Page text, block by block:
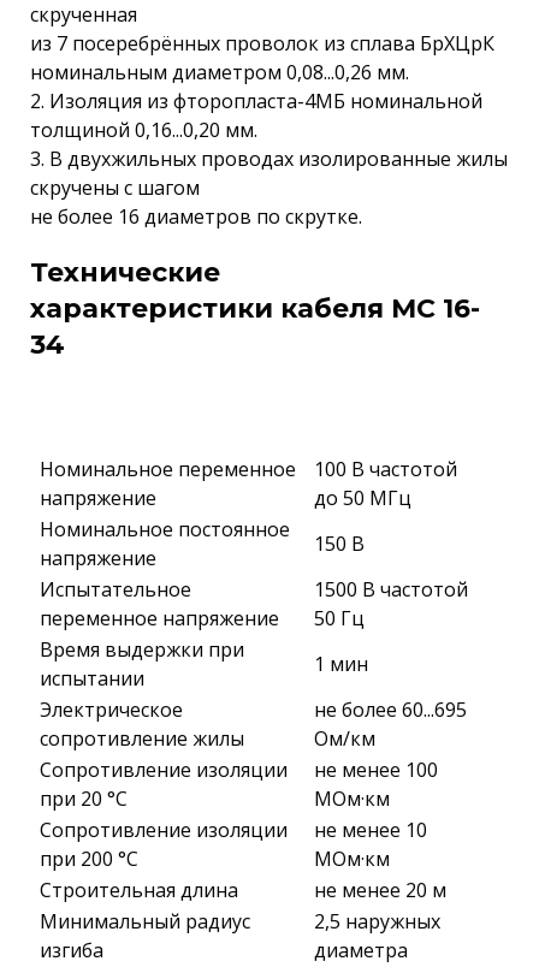
скрученная
из 7 посеребрённых проволок из сплава БрХЦрК
номинальным диаметром 0,08...0,26 мм.
2. Изоляция из фторопласта-4МБ номинальной
толщиной 0,16...0,20 мм.
3. В двухжильных проводах изолированные жилы
скручены с шагом
не более 16 диаметров по скрутке.
Технические
характеристики кабеля МС 16-
34
Номинальное переменное
напряжение
100 В частотой
до 50 МГц
Номинальное постоянное
напряжение
150 В
Испытательное
переменное напряжение
1500 В частотой
50 Гц
Время выдержки при
испытании
1 мин
Электрическое
сопротивление жилы
не более 60...695
Ом/км
Сопротивление изоляции
при 20 °С
не менее 100
МОм·км
Сопротивление изоляции
при 200 °С
не менее 10
МОм·км
Строительная длина
не менее 20 м
Минимальный радиус
изгиба
2,5 наружных
диаметра